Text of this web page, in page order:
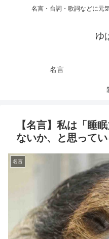
名言・台詞・歌詞などに元
ゆ
名言
【名言】私は「睡
ないか、と思ってい
名言